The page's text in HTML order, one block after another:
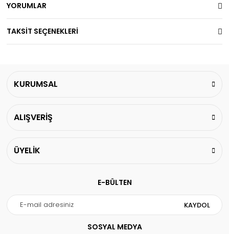
YORUMLAR
TAKSİT SEÇENEKLERİ
KURUMSAL
ALIŞVERİŞ
ÜYELİK
E-BÜLTEN
KAYDOL
SOSYAL MEDYA